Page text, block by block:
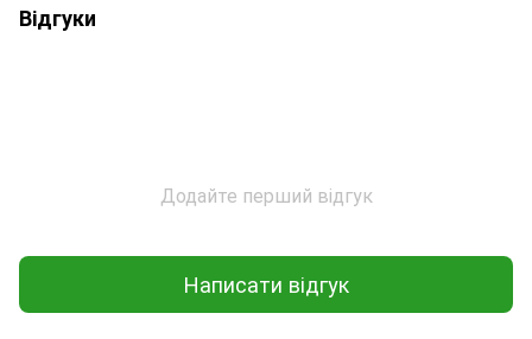
Відгуки
Додайте перший відгук
Написати відгук